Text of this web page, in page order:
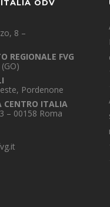
ODV
8 –
REGIONALE FVG
Pordenone
CENTRO ITALIA
– 00158 Roma